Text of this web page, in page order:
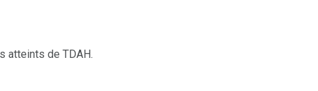
atteints de TDAH.